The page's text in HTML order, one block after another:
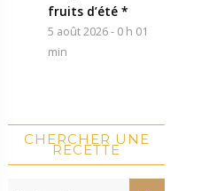
fruits d’été *
5 août 2026 - 0 h 01
min
CHERCHER UNE
RECETTE